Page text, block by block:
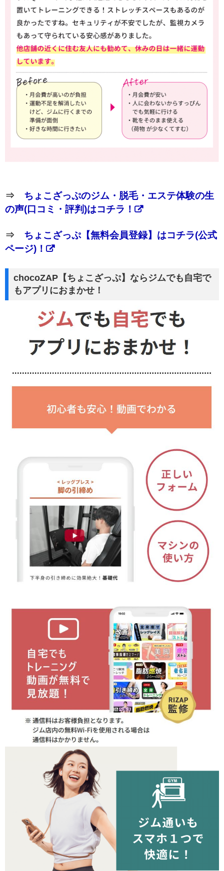
⇒ ちょこざっぷのジム・脱毛・エステ体験の生
の声(口コミ・評判)はコチラ！
⇒ ちょこざっぷ【無料会員登録】はコチラ(公式
ページ)！
chocoZAP【ちょこざっぷ】ならジムでも自宅で
もアプリにおまかせ！